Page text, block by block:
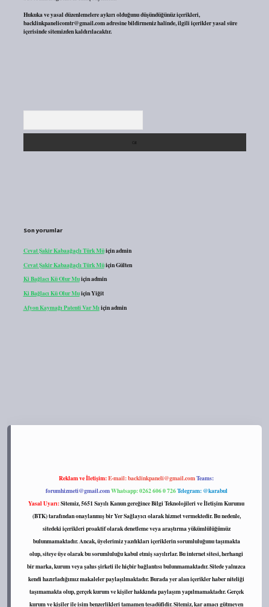
Hukuka ve yasal düzenlemelere aykırı olduğunu düşündüğünüz içerikleri,
backlinkpanelicomtr@gmail.comadresine bildirmeniz halinde, ilgili içerikler yasal süre
içerisinde sitemizden kaldırılacaktır.
Son yorumlar
Cevat Şakir Kabaağaçlı Türk Müiçinadmin
Cevat Şakir Kabaağaçlı Türk MüiçinGülten
Ki Bağlacı Kü Olur Muiçinadmin
Ki Bağlacı Kü Olur MuiçinYiğit
Afyon Kaymağı Patenti Var Mı içinadmin
Reklam ve İletişim:E-mail:backlinkpaneli@gmail.comTeams:
forumhizmeti@gmail.comWhatsapp: 0262 606 0 726Telegram: @karabul
Yasal Uyarı:Sitemiz, 5651 Sayılı Kanun gereğince Bilgi Teknolojileri ve İletişim Kurumu
(BTK) tarafından onaylanmış bir Yer Sağlayıcı olarak hizmet vermektedir. Bu nedenle,
sitedeki içerikleri proaktif olarak denetleme veya araştırma yükümlülüğümüz
bulunmamaktadır. Ancak, üyelerimiz yazdıkları içeriklerin sorumluluğunu taşımakta
olup, siteye üye olarak bu sorumluluğu kabul etmiş sayılırlar. Bu internet sitesi, herhangi
bir marka, kurum veya şahıs şirketi ile hiçbir bağlantısı bulunmamaktadır. Sitede yalnızca
kendi hazırladığımız makaleler paylaşılmaktadır. Burada yer alan içerikler haber niteliği
taşımamakta olup, gerçek kurum ve kişiler hakkında paylaşım yapılmamaktadır. Gerçek
kurum ve kişiler ile isim benzerlikleri tamamen tesadüfidir. Sitemiz, kar amacı gütmeyen